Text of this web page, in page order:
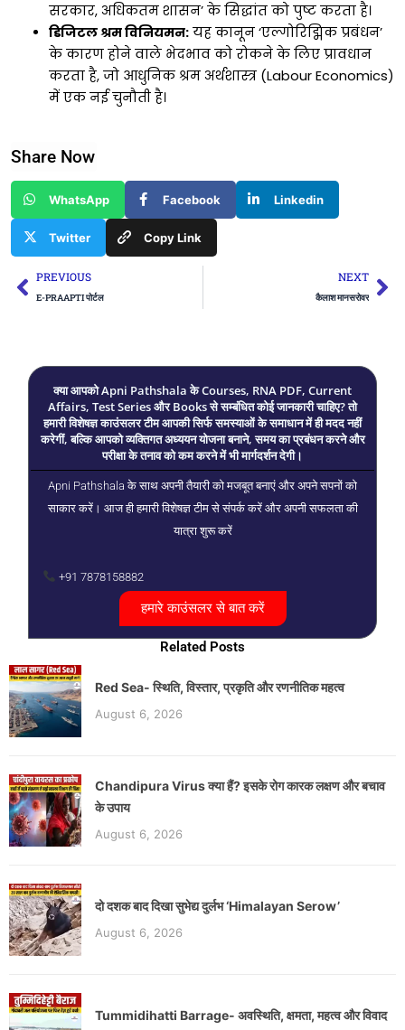
सरकार, अधिकतम शासन’ के सिद्धांत को पुष्ट करता है।
डिजिटल श्रम विनियमन:यह कानून ‘एल्गोरिद्मिक प्रबंधन’
के कारण होने वाले भेदभाव को रोकने के लिए प्रावधान
करता है, जो आधुनिक श्रम अर्थशास्त्र (Labour Economics)
में एक नई चुनौती है।
Share Now
WhatsApp Facebook Linkedin
Twitter Copy Link
Prev
PREVIOUS
E-PRAAPTI पोर्टल
NEXT
कैलाश मानसरोवर
क्या आपको Apni Pathshala के Courses, RNA PDF, Current
Affairs, Test Series और Books से सम्बंधित कोई जानकारी चाहिए? तो
हमारी विशेषज्ञ काउंसलर टीम आपकी सिर्फ समस्याओं के समाधान में ही मदद नहीं
करेगीं, बल्कि आपको व्यक्तिगत अध्ययन योजना बनाने, समय का प्रबंधन करने और
परीक्षा के तनाव को कम करने में भी मार्गदर्शन देगी।
Apni Pathshala के साथ अपनी तैयारी को मजबूत बनाएं और अपने सपनों को
साकार करें। आज ही हमारी विशेषज्ञ टीम से संपर्क करें और अपनी सफलता की
यात्रा शुरू करें
+91 7878158882
हमारे काउंसलर से बात करें
Related Posts
Red Sea- स्थिति, विस्तार, प्रकृति और रणनीतिक महत्व
August 6, 2026
Chandipura Virus क्या हैं? इसके रोग कारक लक्षण और बचाव
के उपाय
August 6, 2026
दो दशक बाद दिखा सुभेद्य दुर्लभ ‘Himalayan Serow’
August 6, 2026
Tummidihatti Barrage- अवस्थिति, क्षमता, महत्व और विवाद